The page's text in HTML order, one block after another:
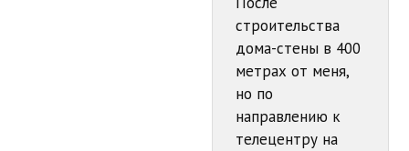
строительства
дома-стены в 400
метрах от меня,
но по
направлению к
телецентру на